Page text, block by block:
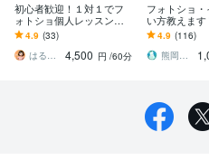
初心者歓迎！１対１でフ
ォトショ個人レッスンし
ます ＼歴1０年の現役デザ
イナーがあなたのペース
で丁寧サポート／
4.9 (33)
はるな【STUDIO・デザイン】
4,500 円 /60分
フォトショ
い方教えま
年以上の現役
です。
4.9 (116)
熊岡熊子